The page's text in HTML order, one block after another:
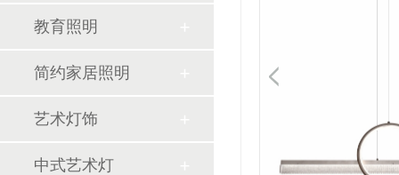
教育照明
简约家居照明
艺术灯饰
中式艺术灯